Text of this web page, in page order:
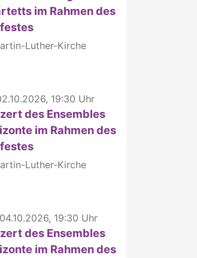
im Rahmen des
Luther-Kirche
19:30 Uhr
des Ensembles
im Rahmen des
Luther-Kirche
19:30 Uhr
des Ensembles
im Rahmen des